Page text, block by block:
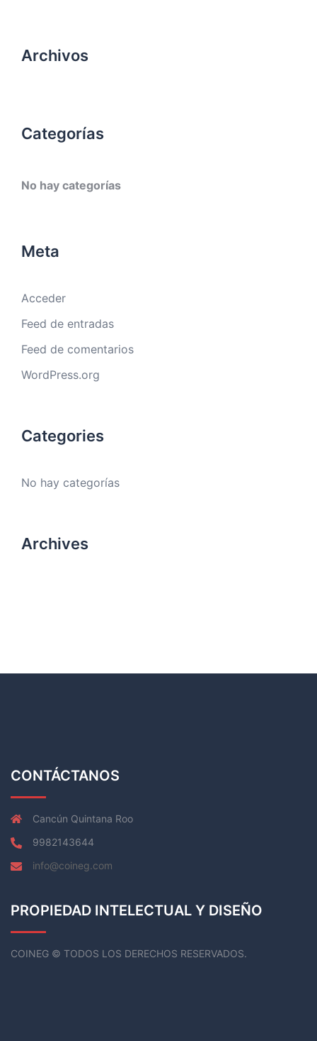
Archivos
Categorías
No hay categorías
Meta
Acceder
Feed de entradas
Feed de comentarios
WordPress.org
Categories
No hay categorías
Archives
CONTÁCTANOS
Cancún Quintana Roo
9982143644
info@coineg.com
PROPIEDAD INTELECTUAL Y DISEÑO
COINEG © TODOS LOS DERECHOS RESERVADOS.